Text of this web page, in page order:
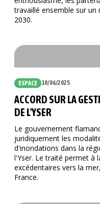
travaillé ensemble sur un
2030.
ESPACE 10/06/2025
ACCORD SUR LA
DE L'YSER
Le gouvernement
juridiquement les
d'inondations dans la
l'Yser. Le traité permet à
excédentaires vers la
France.